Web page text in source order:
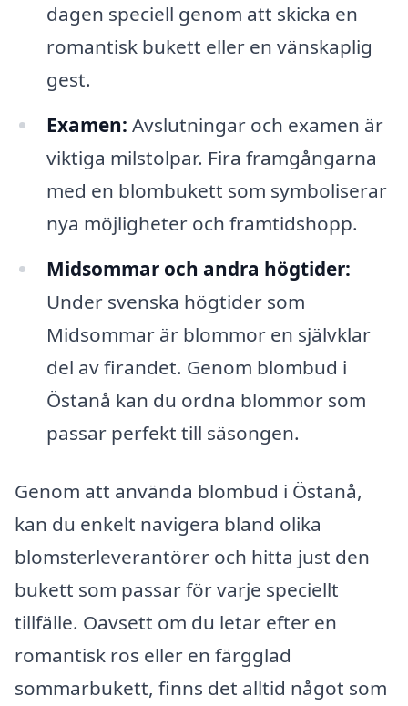
dagen speciell genom att skicka en
romantisk bukett eller en vänskaplig
gest.
Examen: Avslutningar och examen är
viktiga milstolpar. Fira framgångarna
med en blombukett som symboliserar
nya möjligheter och framtidshopp.
Midsommar och andra högtider:
Under svenska högtider som
Midsommar är blommor en självklar
del av firandet. Genom blombud i
Östanå kan du ordna blommor som
passar perfekt till säsongen.
Genom att använda blombud i Östanå,
kan du enkelt navigera bland olika
blomsterleverantörer och hitta just den
bukett som passar för varje speciellt
tillfälle. Oavsett om du letar efter en
romantisk ros eller en färgglad
sommarbukett, finns det alltid något som